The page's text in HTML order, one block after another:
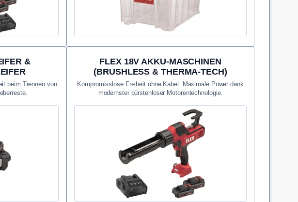
&
beim Trennen von
FLEX 18V AKKU-MASCHINEN
(BRUSHLESS & THERMA-TECH)
Kompromisslose Freiheit ohne Kabel. Maximale Power dank
modernster bürstenloser Motorentechnologie.